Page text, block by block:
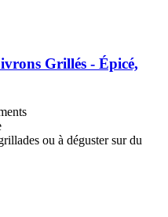
Grillés -​ Épicé,
ou à déguster sur du